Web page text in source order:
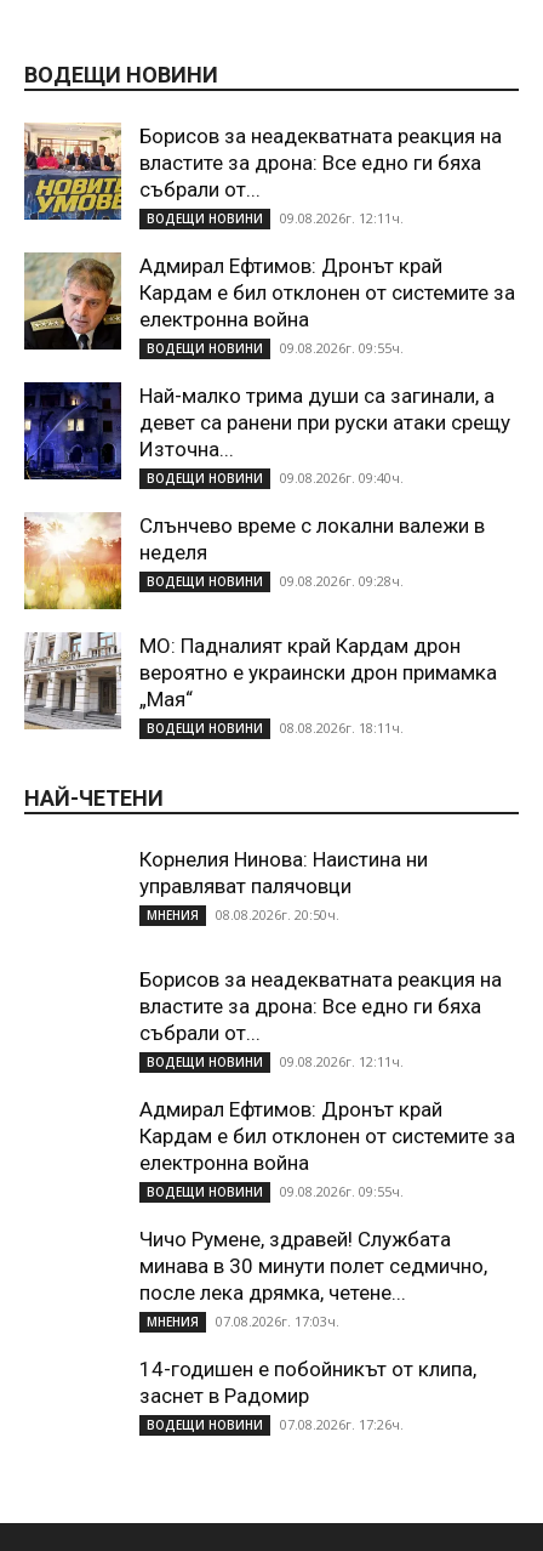
ВОДЕЩИ НОВИНИ
Борисов за неадекватната реакция на
властите за дрона: Все едно ги бяха
събрали от...
ВОДЕЩИ НОВИНИ 09.08.2026г. 12:11ч.
Адмирал Ефтимов: Дронът край
Кардам е бил отклонен от системите за
електронна война
ВОДЕЩИ НОВИНИ 09.08.2026г. 09:55ч.
Най-малко трима души са загинали, а
девет са ранени при руски атаки срещу
Източна...
ВОДЕЩИ НОВИНИ 09.08.2026г. 09:40ч.
Слънчево време с локални валежи в
неделя
ВОДЕЩИ НОВИНИ 09.08.2026г. 09:28ч.
МО: Падналият край Кардам дрон
вероятно е украински дрон примамка
„Мая“
ВОДЕЩИ НОВИНИ 08.08.2026г. 18:11ч.
НАЙ-ЧЕТЕНИ
Корнелия Нинова: Наистина ни
управляват палячовци
МНЕНИЯ 08.08.2026г. 20:50ч.
Борисов за неадекватната реакция на
властите за дрона: Все едно ги бяха
събрали от...
ВОДЕЩИ НОВИНИ 09.08.2026г. 12:11ч.
Адмирал Ефтимов: Дронът край
Кардам е бил отклонен от системите за
електронна война
ВОДЕЩИ НОВИНИ 09.08.2026г. 09:55ч.
Чичо Румене, здравей! Службата
минава в 30 минути полет седмично,
после лека дрямка, четене...
МНЕНИЯ 07.08.2026г. 17:03ч.
14-годишен е побойникът от клипа,
заснет в Радомир
ВОДЕЩИ НОВИНИ 07.08.2026г. 17:26ч.